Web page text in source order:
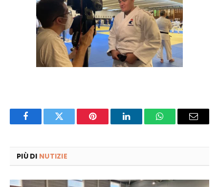
FacebookTwitter Pinterest LinkedInWhatsAppEmail
PIÙ DI NUTIZIE